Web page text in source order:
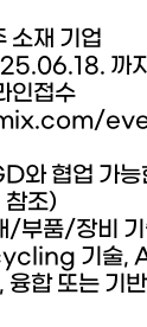
소재 기업
까지
인접수
와 협업 가능
참조)
품/장비 기
기술,
합 또는 기